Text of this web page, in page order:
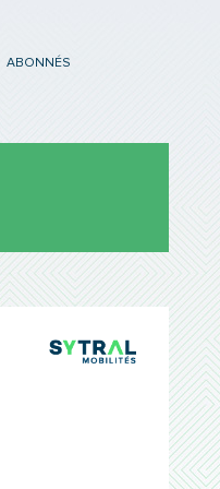
ABONNÉS
TCL